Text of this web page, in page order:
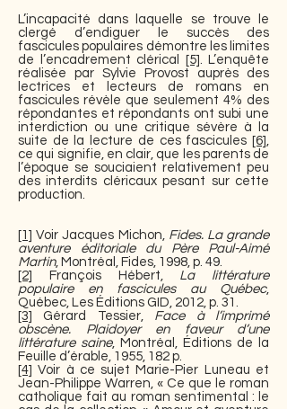
L’incapacité dans laquelle se trouve le
clergé d’endiguer le succès des
fascicules populaires démontre les limites
de l’encadrement clérical
[5]. L’enquête
réalisée par Sylvie Provost auprès des
lectrices et lecteurs de romans en
fascicules révèle que seulement 4% des
répondantes et répondants ont subi une
interdiction ou une critique sévère à la
suite de la lecture de ces fascicules [6],
ce qui signifie, en clair, que les parents de
l’époque se souciaient relativement peu
des interdits cléricaux pesant sur cette
production.
[1] Voir Jacques Michon, Fides. La grande
aventure éditoriale du Père Paul-Aimé
Martin, Montréal, Fides, 1998, p. 49.
[2]
François Hébert, La littérature
populaire en fascicules au Québec,
Québec, Les Éditions GID, 2012, p. 31.
[3]
Gérard Tessier, Face à l’imprimé
obscène. Plaidoyer en faveur d’une
littérature saine, Montréal, Éditions de la
Feuille d’érable, 1955, 182 p.
[4] Voir à ce sujet Marie-Pier Luneau et
Jean-Philippe Warren, « Ce que le roman
catholique fait au roman sentimental : le